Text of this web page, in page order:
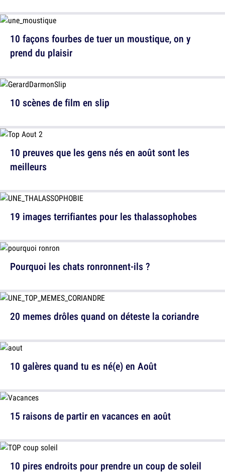
10 façons fourbes de tuer un moustique, on y
prend du plaisir
10 preuves que les gens nés en août sont les
meilleurs
Pourquoi les chats ronronnent-ils ?
10 galères quand tu es né(e) en Août
10 pires endroits pour prendre un coup de soleil
10 scènes de film en slip
19 images terrifiantes pour les thalassophobes
20 memes drôles quand on déteste la coriandre
15 raisons de partir en vacances en août